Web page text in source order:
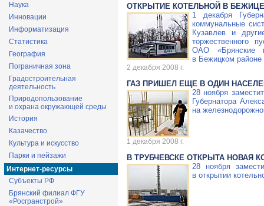
Наука
Инновации
Информатизация
Статистика
География
Пограничная зона
Градостроительная
деятельность
Природопользование
и охрана окружающей среды
История
Казачество
Культура и искусство
Парки и пейзажи
Интернет-ресурсы
Субъекты РФ
Брянский филиал ФГУ
«Росгранстрой»
ОТКРЫТИЕ КОТЕЛЬНОЙ В БЕЖИЦЕ
1 декабря
коммунальные
Кузавлев и
торжественного
ОАО «Брянские
в Бежицком районе
2 декабря 2008 г.
ГАЗ ПРИШЕЛ ЕЩЕ В ОДИН
28 ноября
Губернатора
на
1 декабря 2008 г.
В ТРУБЧЕВСКЕ ОТКРЫТА НОВАЯ
28 ноября
в открытии